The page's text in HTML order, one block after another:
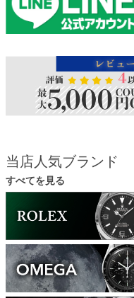
当店人気ブランド
すべてを見る